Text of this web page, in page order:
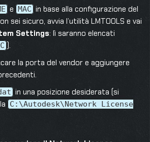
e MAC in base alla configurazione del
sei sicuro, avvia l’utilità LMTOOLS e vai
Settings: lì saranno elencati
).
la porta del vendor e aggiungere
in una posizione desiderata (si
C:\Autodesk\Network License